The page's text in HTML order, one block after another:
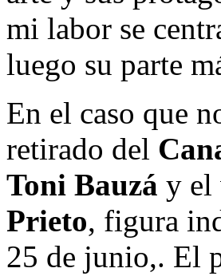
mi labor se
luego su parte
En el caso que
retirado del
Toni Bauzá y el
Prieto, figura
25 de junio,. El